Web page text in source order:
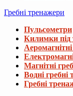
Гребні тренажери
Пульсометри
Килимки під
Магнітні
Водні гребні
Гребні